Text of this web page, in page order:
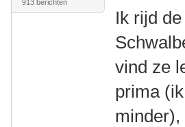
913 berichten
Ik rijd
vind ze
prima